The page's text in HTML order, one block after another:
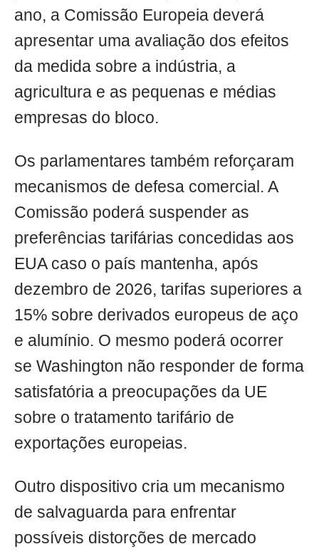
ano, a Comissão Europeia deverá
apresentar uma avaliação dos efeitos
da medida sobre a indústria, a
agricultura e as pequenas e médias
empresas do bloco.
Os parlamentares também reforçaram
mecanismos de defesa comercial. A
Comissão poderá suspender as
preferências tarifárias concedidas aos
EUA caso o país mantenha, após
dezembro de 2026, tarifas superiores a
15% sobre derivados europeus de aço
e alumínio. O mesmo poderá ocorrer
se Washington não responder de forma
satisfatória a preocupações da UE
sobre o tratamento tarifário de
exportações europeias.
Outro dispositivo cria um mecanismo
de salvaguarda para enfrentar
possíveis distorções de mercado